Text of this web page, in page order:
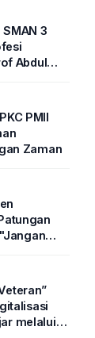
3
Abdul
PMII
Zaman
melalui